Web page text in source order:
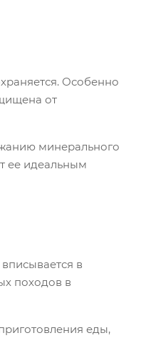
Особенно
от
минерального
ее идеальным
в
походов в
еды,